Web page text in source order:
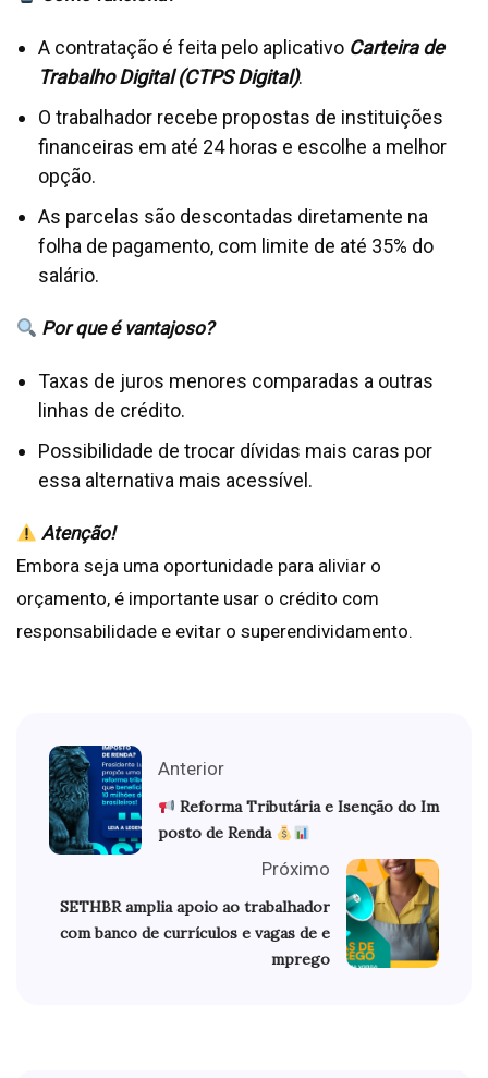
A contratação é feita pelo aplicativo Carteira de
Trabalho Digital (CTPS Digital).
O trabalhador recebe propostas de instituições
financeiras em até 24 horas e escolhe a melhor
opção.
As parcelas são descontadas diretamente na
folha de pagamento, com limite de até 35% do
salário.
Por que é vantajoso?
Taxas de juros menores comparadas a outras
linhas de crédito.
Possibilidade de trocar dívidas mais caras por
essa alternativa mais acessível.
Atenção!
Embora seja uma oportunidade para aliviar o
orçamento, é importante usar o crédito com
responsabilidade e evitar o superendividamento.
Anterior
Reforma Tributária e Isenção do Im
posto de Renda
Próximo
SETHBR amplia apoio ao trabalhador
com banco de currículos e vagas de e
mprego